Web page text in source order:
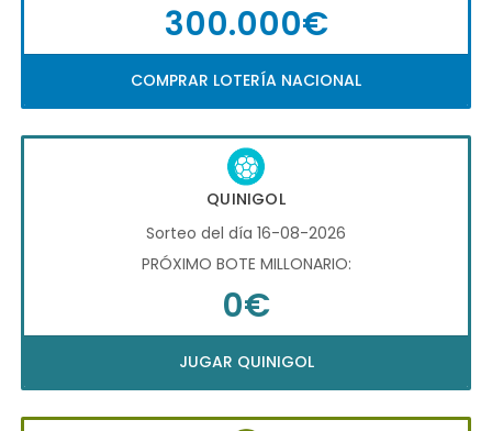
300.000€
COMPRAR LOTERÍA NACIONAL
QUINIGOL
Sorteo del día 16-08-2026
PRÓXIMO BOTE MILLONARIO:
0€
JUGAR QUINIGOL